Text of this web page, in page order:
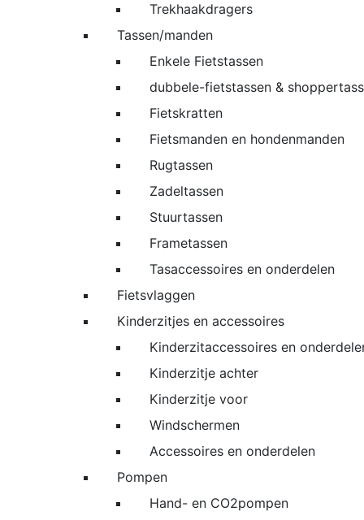
Trekhaakdragers
Tassen/manden
Enkele Fietstassen
dubbele-fietstassen &
Fietskratten
Fietsmanden en hondenmanden
Rugtassen
Zadeltassen
Stuurtassen
Frametassen
Tasaccessoires en onderdelen
Fietsvlaggen
Kinderzitjes en accessoires
Kinderzitaccessoires en
Kinderzitje achter
Kinderzitje voor
Windschermen
Accessoires en onderdelen
Pompen
Hand- en CO2pompen